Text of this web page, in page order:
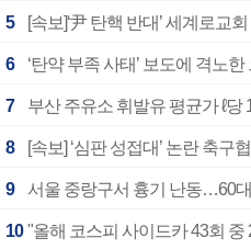
5 [속보]‘尹 탄핵 반대’ 세계로교
6
7 부산 주유소 휘발유 평균가 ℓ
8
9 서울 중랑구서 흉기 난동…60
10 "올해 코스피 사이드카 43회